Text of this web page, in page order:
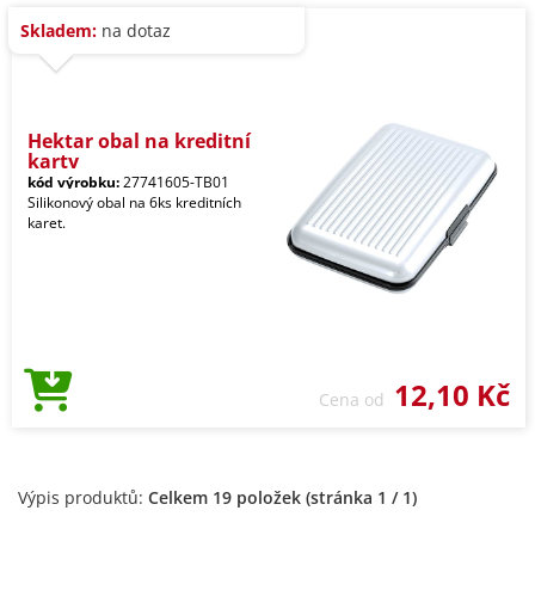
Skladem: na dotaz
Hektar obal na kreditní
karty
kód výrobku:27741605-TB01
Silikonový obal na 6ks kreditních
karet.
Cena od 12,10 Kč
Výpis produktů: Celkem 19 položek (stránka 1 / 1)